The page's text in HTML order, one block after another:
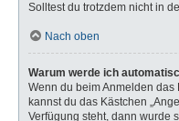
Solltest du trotzdem nicht in
Nach oben
Warum werde ich
Wenn du beim Anmelden
kannst du das Kästchen
Verfügung steht, dann wurde